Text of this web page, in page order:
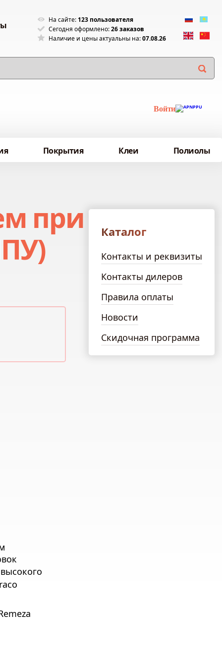
На сайте:123 пользователя
Сегодня оформлено:26 заказов
Наличие и цены актуальны на:07.08.26
Войти
Покрытия Клеи Полиолы
Каталог
Контакты и реквизиты
Контакты дилеров
Правила оплаты
Новости
Скидочная программа
при